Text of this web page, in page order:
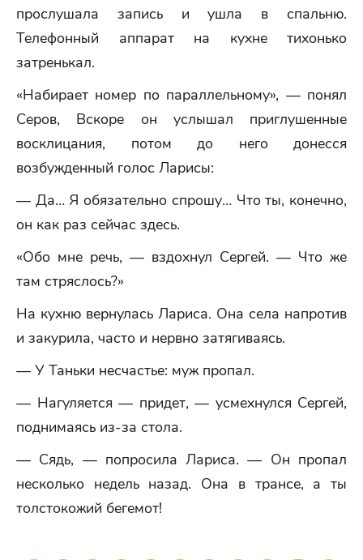
прослушала запись и ушла в спальню.
Телефонный аппарат на кухне тихонько
затренькал.
«Набирает номер по параллельному», — понял
Серов, Вскоре он услышал приглушенные
восклицания, потом до него донесся
возбужденный голос Ларисы:
— Да… Я обязательно спрошу… Что ты, конечно,
он как раз сейчас здесь.
«Обо мне речь, — вздохнул Сергей. — Что же
там стряслось?»
На кухню вернулась Лариса. Она села напротив
и закурила, часто и нервно затягиваясь.
— У Таньки несчастье: муж пропал.
— Нагуляется — придет, — усмехнулся Сергей,
поднимаясь из-за стола.
— Сядь, — попросила Лариса. — Он пропал
несколько недель назад. Она в трансе, а ты
толстокожий бегемот!